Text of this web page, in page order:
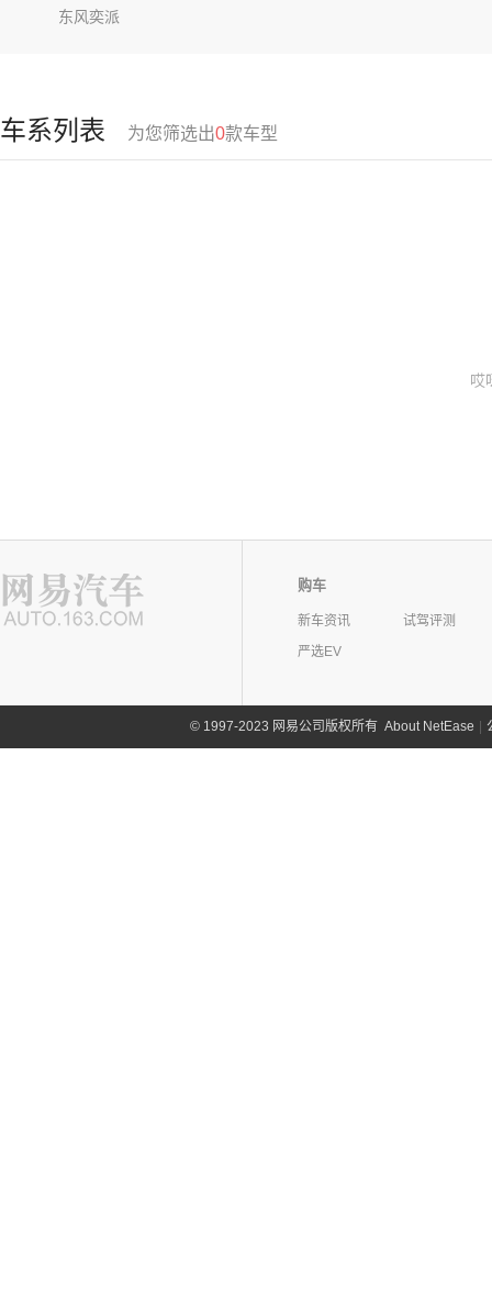
东风奕派
车系列表 为您筛选出0款车型
哎
购车
新车资讯
试驾评测
严选EV
©1997-2023 网易公司版权所有 About NetEase